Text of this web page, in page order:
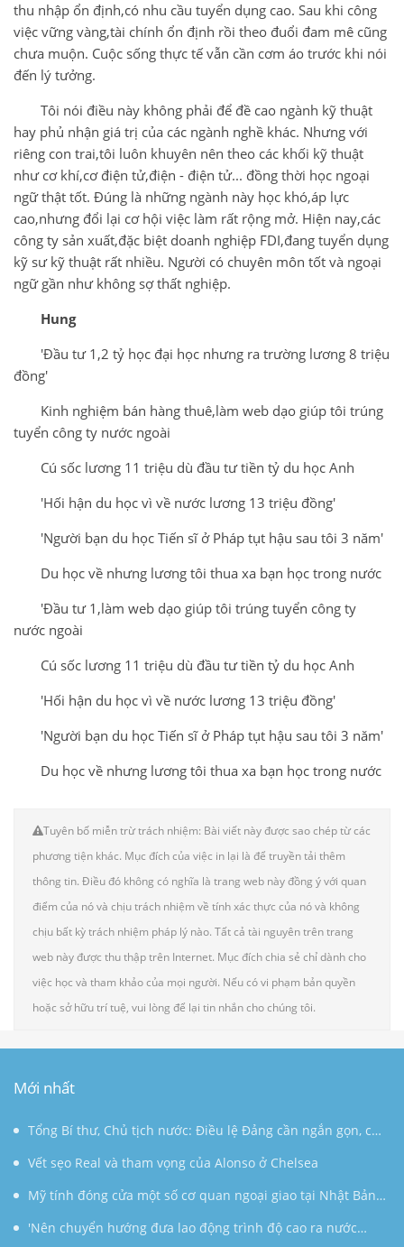
thu nhập ổn định,có nhu cầu tuyển dụng cao. Sau khi công
việc vững vàng,tài chính ổn định rồi theo đuổi đam mê cũng
chưa muộn. Cuộc sống thực tế vẫn cần cơm áo trước khi nói
đến lý tưởng.
Tôi nói điều này không phải để đề cao ngành kỹ thuật
hay phủ nhận giá trị của các ngành nghề khác. Nhưng với
riêng con trai,tôi luôn khuyên nên theo các khối kỹ thuật
như cơ khí,cơ điện tử,điện - điện tử... đồng thời học ngoại
ngữ thật tốt. Đúng là những ngành này học khó,áp lực
cao,nhưng đổi lại cơ hội việc làm rất rộng mở. Hiện nay,các
công ty sản xuất,đặc biệt doanh nghiệp FDI,đang tuyển dụng
kỹ sư kỹ thuật rất nhiều. Người có chuyên môn tốt và ngoại
ngữ gần như không sợ thất nghiệp.
Hung
'Đầu tư 1,2 tỷ học đại học nhưng ra trường lương 8 triệu
đồng'
Kinh nghiệm bán hàng thuê,làm web dạo giúp tôi trúng
tuyển công ty nước ngoài
Cú sốc lương 11 triệu dù đầu tư tiền tỷ du học Anh
'Hối hận du học vì về nước lương 13 triệu đồng'
'Người bạn du học Tiến sĩ ở Pháp tụt hậu sau tôi 3 năm'
Du học về nhưng lương tôi thua xa bạn học trong nước
'Đầu tư 1,làm web dạo giúp tôi trúng tuyển công ty
nước ngoài
Cú sốc lương 11 triệu dù đầu tư tiền tỷ du học Anh
'Hối hận du học vì về nước lương 13 triệu đồng'
'Người bạn du học Tiến sĩ ở Pháp tụt hậu sau tôi 3 năm'
Du học về nhưng lương tôi thua xa bạn học trong nước
Tuyên bố miễn trừ trách nhiệm: Bài viết này được sao chép từ các
phương tiện khác. Mục đích của việc in lại là để truyền tải thêm
thông tin. Điều đó không có nghĩa là trang web này đồng ý với quan
điểm của nó và chịu trách nhiệm về tính xác thực của nó và không
chịu bất kỳ trách nhiệm pháp lý nào. Tất cả tài nguyên trên trang
web này được thu thập trên Internet. Mục đích chia sẻ chỉ dành cho
việc học và tham khảo của mọi người. Nếu có vi phạm bản quyền
hoặc sở hữu trí tuệ, vui lòng để lại tin nhắn cho chúng tôi.
Mới nhất
Tổng Bí thư, Chủ tịch nước: Điều lệ Đảng cần ngắn gọn, có
sức sống lâu dài
Vết sẹo Real và tham vọng của Alonso ở Chelsea
Mỹ tính đóng cửa một số cơ quan ngoại giao tại Nhật Bản,
Canada, Indonesia
'Nên chuyển hướng đưa lao động trình độ cao ra nước